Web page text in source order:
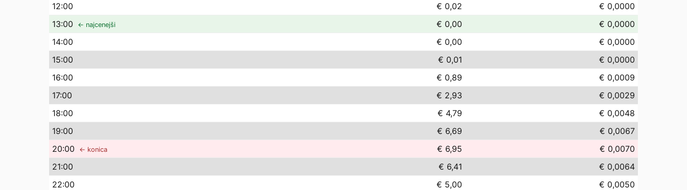
12:00 € 0,02
€ 0,0000
13:00 ← najcenejši € 0,00
€ 0,0000
14:00 € 0,00
€ 0,0000
15:00 € 0,01
€ 0,0000
16:00 € 0,89
€ 0,0009
17:00 € 2,93
€ 0,0029
18:00 € 4,79
€ 0,0048
19:00 € 6,69
€ 0,0067
20:00 ← konica € 6,95
€ 0,0070
21:00 € 6,41
€ 0,0064
22:00 € 5,00
€ 0,0050